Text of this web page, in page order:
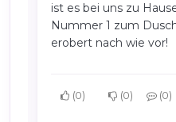
ist es bei uns zu
Nummer 1 zum
erobert nach wie vor!
0 0 0